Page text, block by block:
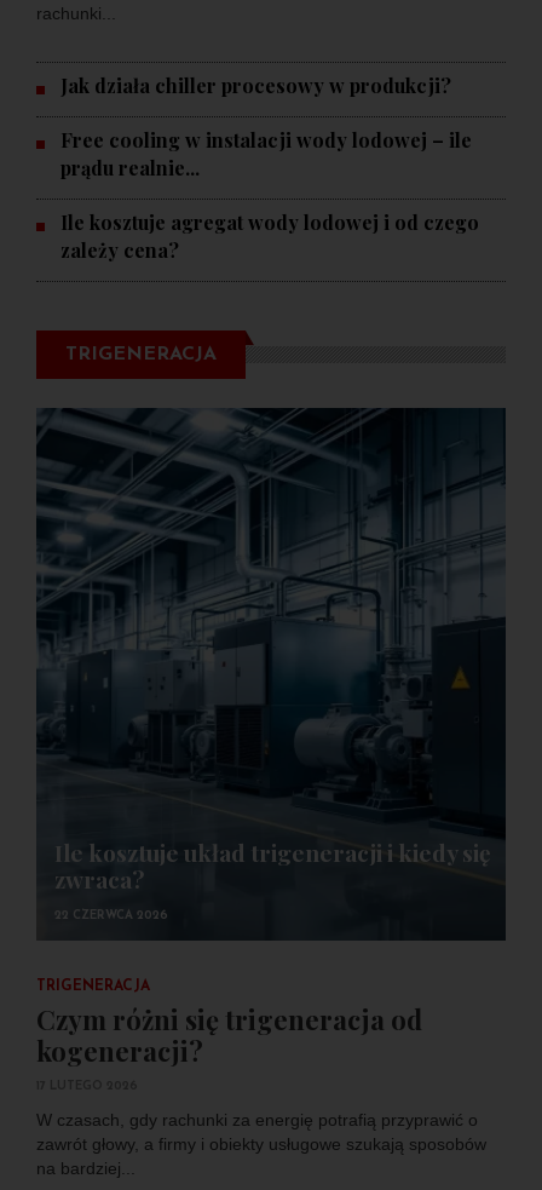
rachunki...
Jak działa chiller procesowy w produkcji?
Free cooling w instalacji wody lodowej – ile
prądu realnie...
Ile kosztuje agregat wody lodowej i od czego
zależy cena?
TRIGENERACJA
Ile kosztuje układ trigeneracji i kiedy się
zwraca?
22 CZERWCA 2026
TRIGENERACJA
Czym różni się trigeneracja od
kogeneracji?
W czasach, gdy rachunki za energię potrafią przyprawić o
zawrót głowy, a firmy i obiekty usługowe szukają sposobów
na bardziej...